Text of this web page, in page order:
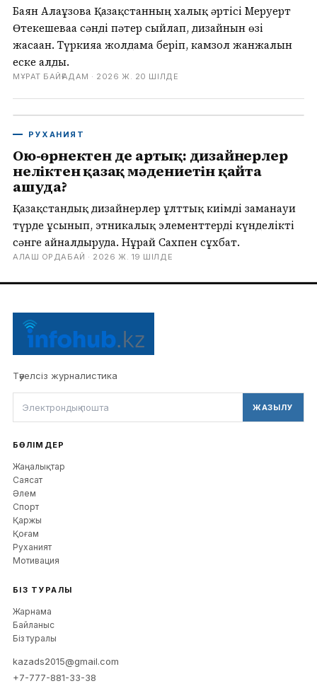
Баян Алағұзова Қазақстанның халық әртісі Меруерт
Өтекешеваға сәнді пәтер сыйлап, дизайнын өзі
жасаған. Түркияға жолдама беріп, камзол жанжалын
еске алды.
МҰРАТ БАЙҒАДАМ · 2026 Ж. 20 ШІЛДЕ
РУХАНИЯТ
Ою-өрнектен де артық: дизайнерлер
неліктен қазақ мәдениетін қайта
ашуда?
Қазақстандық дизайнерлер ұлттық киімді заманауи
түрде ұсынып, этникалық элементтерді күнделікті
сәнге айналдыруда. Нұрай Сахпен сұхбат.
АЛАШ ОРДАБАЙ · 2026 Ж. 19 ШІЛДЕ
Тәуелсіз журналистика
ЖАЗЫЛУ
БӨЛІМДЕР
Жаңалықтар
Саясат
Әлем
Спорт
Қаржы
Қоғам
Руханият
Мотивация
БІЗ ТУРАЛЫ
Жарнама
Байланыс
Біз туралы
kazads2015@gmail.com
+7-777-881-33-38